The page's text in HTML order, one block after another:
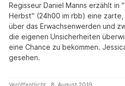
Regisseur Daniel Manns erzählt in
Herbst" (24h00 im rbb) eine
über das Erwachsenwerden und
die eigenen Unsicherheiten
eine Chance zu bekommen.
gesehen.